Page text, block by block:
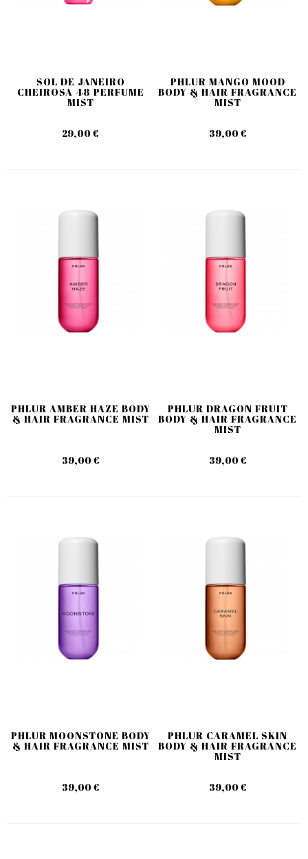
SOL DE JANEIRO
CHEIROSA 48 PERFUME
MIST
29,00 €
PHLUR MANGO MOOD
BODY & HAIR FRAGRANCE
MIST
39,00 €
PHLUR AMBER HAZE BODY
& HAIR FRAGRANCE MIST
39,00 €
PHLUR DRAGON FRUIT
BODY & HAIR FRAGRANCE
MIST
39,00 €
PHLUR MOONSTONE BODY
& HAIR FRAGRANCE MIST
39,00 €
PHLUR CARAMEL SKIN
BODY & HAIR FRAGRANCE
MIST
39,00 €